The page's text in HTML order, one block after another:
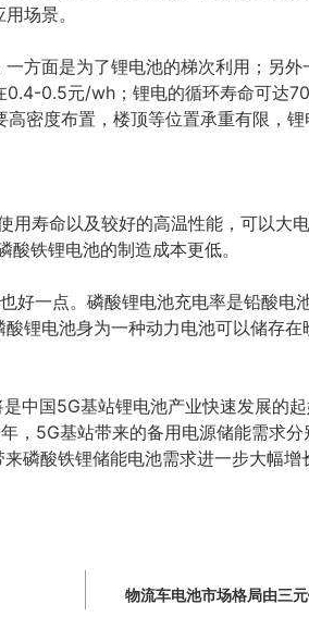
场景。
方面是为了锂电池的梯次利用；另
0.4-0.5元/wh；锂电的循环寿命可达
密度布置，楼顶等位置承重有限，
用寿命以及较好的高温性能，可以大
铁锂电池的制造成本更低。
好一点。磷酸锂电池充电率是铅酸电
锂电池身为一种动力电池可以储存
中国5G基站锂电池产业快速发展的
5G基站带来的备用电源储能需求分
磷酸铁锂储能电池需求进一步大幅增
物流车电池市场格局由三